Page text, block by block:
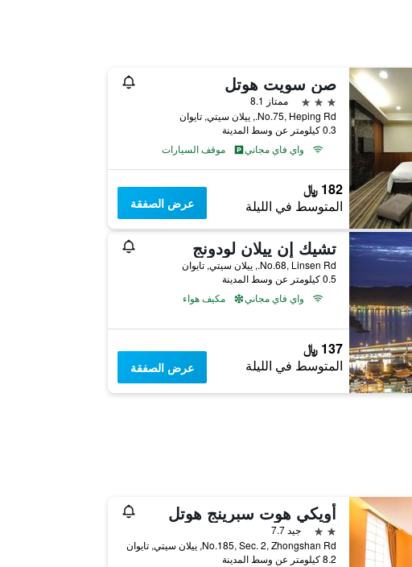
صن سويت هوتل
3 نجوم
ممتاز 8.1
No.75, Heping Rd., ييلان سيتي, تايوان
0.3 كيلومتر عن وسط المدينة
واي فاي مجاني
موقف السيارات
182 ﷼
المتوسط في الليلة عرض الصفقة
تشيك إن ييلان لودونج
No.68, Linsen Rd., ييلان سيتي, تايوان
0.5 كيلومتر عن وسط المدينة
واي فاي مجاني
مكيف هواء
137 ﷼
المتوسط في الليلة عرض الصفقة
أويكي هوت سبرينج هوتل
2 نجمتين
جيد 7.7
No.185, Sec. 2, Zhongshan Rd, ييلان سيتي, تايوان
8.2 كيلومتر عن وسط المدينة